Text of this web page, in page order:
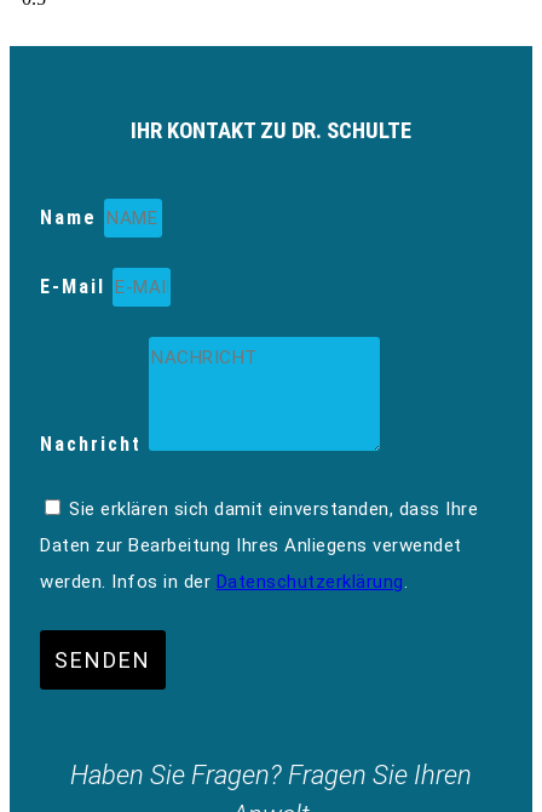
IHR KONTAKT ZU DR. SCHULTE
Name
E-Mail
Nachricht
Sie erklären sich damit einverstanden, dass Ihre
Daten zur Bearbeitung Ihres Anliegens verwendet
werden. Infos in der Datenschutzerklärung.
SENDEN
Haben Sie Fragen? Fragen Sie Ihren